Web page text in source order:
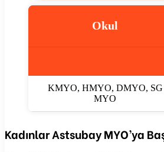
Okul
KMYO, HMYO, DMYO, SG
MYO
Kadınlar Astsubay MYO’ya